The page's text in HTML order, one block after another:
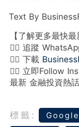
Text By
【了解更多最快
👉🏻 追蹤
👉🏻 下載
👉🏻 立即Follow
最新 金融投資熱
標籤: Google